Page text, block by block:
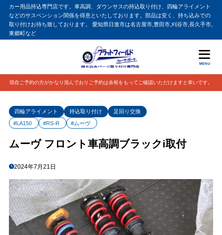
カー用品持込専門店です。車高調、ダウンサスの持込取り付け、四輪アライメント
などのサスペンション関係を得意といたしております。部品は安く、持ち込みでの
取り付けお待ち致しております。 愛知県日進市は名古屋市,豊田市,刈谷市,長久手市,
東郷町など
MENU
現在ご予約の方がかなり混んでおりご予約は余裕をもってご確認いただけますと幸いです。
四輪アライメント 持込取り付け
足回り交換
#LA150
#RS-R #ムーヴ
ムーヴ フロント車高調ブラックi取付
2024年7月21日